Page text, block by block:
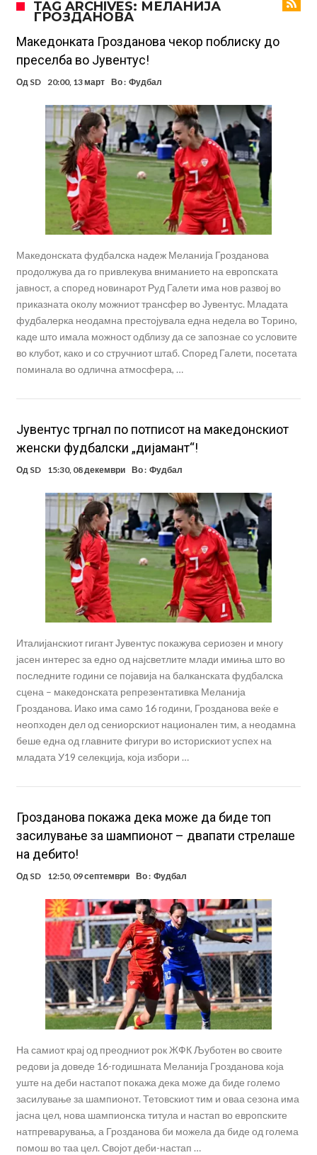
кој е и што е Лука Модриќ
Феран Торес кажал “да” на Пари Сен Жермен
Јувентус го сака Рајндерс, но под еден услов
ПСЖ и Ливерпул имаат доверба дека ќе постигнат договор за
Баркола
Барселона ја испрати првата понуда до Манчестер Сити за Родри
Манчестер Сити веќе му најде замена на Родри, и тоа во голем
ривал!
Само два играчи во историјата на фудбалот го
направиле„невозможното“: Едниот е Меси, знаете ли кој е
другиот?
Атлетико Мадрид презема (не)очекуван потег!
Истината излезе на виделина: Родри како никој никогаш го понижи
Реал, подобро да не доаѓа во Мадрид!
TAG ARCHIVES: МЕЛАНИЈА
ГРОЗДАНОВА
Македонката Грозданова чекор поблиску до
преселба во Јувентус!
Од SD 20:00, 13 март Во : Фудбал
Македонската фудбалска надеж Меланија Грозданова
продолжува да го привлекува вниманието на европската
јавност, а според новинарот Руд Галети има нов развој во
приказната околу можниот трансфер во Јувентус. Младата
фудбалерка неодамна престојувала една недела во Торино,
каде што имала можност одблизу да се запознае со условите
во клубот, како и со стручниот штаб. Според Галети, посетата
поминала во одлична атмосфера, …
Јувентус тргнал по потписот на македонскиот
женски фудбалски „дијамант“!
Од SD 15:30, 08 декември Во : Фудбал
Италијанскиот гигант Јувентус покажува сериозен и многу
јасен интерес за едно од најсветлите млади имиња што во
последните години се појавија на балканската фудбалска
сцена – македонската репрезентативка Меланија
Грозданова. Иако има само 16 години, Грозданова веќе е
неопходен дел од сениорскиот национален тим, а неодамна
беше една од главните фигури во историскиот успех на
младата У19 селекција, која избори …
Грозданова покажа дека може да биде топ
засилување за шампионот – двапати стрелаше
на дебито!
Од SD 12:50, 09 септември Во : Фудбал
На самиот крај од преодниот рок ЖФК Љуботен во своите
редови ја доведе 16-годишната Меланија Грозданова која
уште на деби настапот покажа дека може да биде големо
засилување за шампионот. Тетовскиот тим и оваа сезона има
јасна цел, нова шампионска титула и настап во европските
натпреварувања, а Грозданова би можела да биде од голема
помош во таа цел. Својот деби-настап …